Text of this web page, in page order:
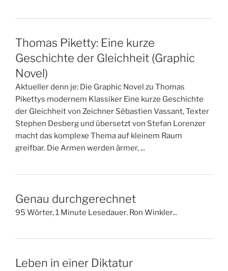
Thomas Piketty: Eine kurze
Geschichte der Gleichheit (Graphic
Novel)
Aktueller denn je: Die Graphic Novel zu Thomas
Pikettys modernem Klassiker Eine kurze Geschichte
der Gleichheit von Zeichner Sébastien Vassant, Texter
Stephen Desberg und übersetzt von Stefan Lorenzer
macht das komplexe Thema auf kleinem Raum
greifbar. Die Armen werden ärmer, ...
Genau durchgerechnet
95 Wörter, 1 Minute Lesedauer. Ron Winkler...
Leben in einer Diktatur